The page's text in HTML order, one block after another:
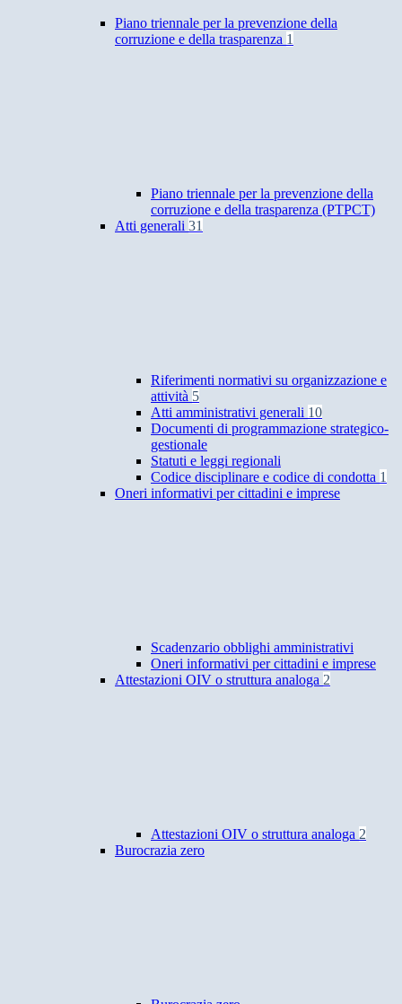
Piano triennale per la prevenzione della
corruzione e della trasparenza 1
Piano triennale per la prevenzione della
corruzione e della trasparenza (PTPCT)
Atti generali 31
Riferimenti normativi su organizzazione e
attività 5
Atti amministrativi generali 10
Documenti di programmazione strategico-
gestionale
Statuti e leggi regionali
Codice disciplinare e codice di condotta 1
Oneri informativi per cittadini e imprese
Scadenzario obblighi amministrativi
Oneri informativi per cittadini e imprese
Attestazioni OIV o struttura analoga 2
Attestazioni OIV o struttura analoga 2
Burocrazia zero